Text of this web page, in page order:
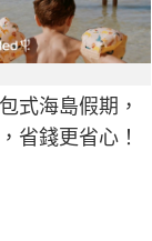
式海島假期，
省錢更省心！